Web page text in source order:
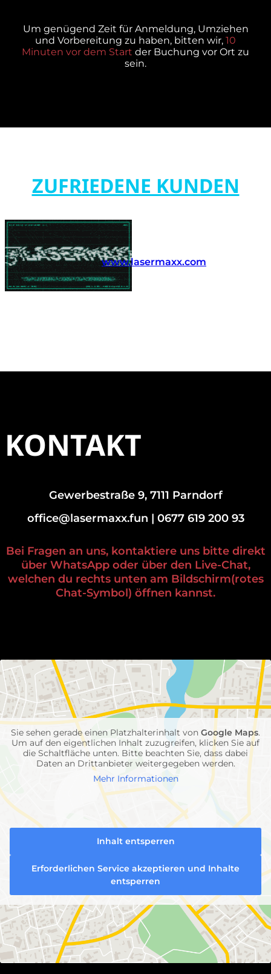
Um genügend Zeit für Anmeldung, Umziehen
und Vorbereitung zu haben, bitten wir, 10
Minuten vor dem Start der Buchung vor Ort zu
sein.
ZUFRIEDENE KUNDEN
www.lasermaxx.com
KONTAKT
Gewerbestraße 9, 7111 Parndorf
office@lasermaxx.fun | 0677 619 200 93
Bei Fragen an uns, kontaktiere uns bitte direkt
über WhatsApp oder über den Live-Chat,
welchen du rechts unten am Bildschirm(rotes
Chat-Symbol) öffnen kannst.
Sie sehen gerade einen Platzhalterinhalt von Google Maps.
Um auf den eigentlichen Inhalt zuzugreifen, klicken Sie auf
die Schaltfläche unten. Bitte beachten Sie, dass dabei
Daten an Drittanbieter weitergegeben werden.
Mehr Informationen
Inhalt entsperren
Erforderlichen Service akzeptieren und Inhalte
entsperren